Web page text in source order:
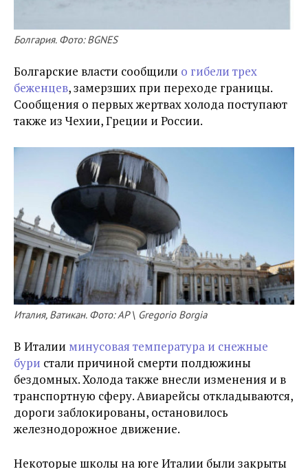
Болгария. Фото: BGNES
Болгарские власти сообщили о гибели трех
беженцев, замерзших при переходе границы.
Сообщения о первых жертвах холода поступают
также из Чехии, Греции и России.
Италия, Ватикан. Фото: AP \ Gregorio Borgia
В Италии минусовая температура и снежные
бури стали причиной смерти полдюжины
бездомных. Холода также внесли изменения и в
транспортную сферу. Авиарейсы откладываются,
дороги заблокированы, остановилось
железнодорожное движение.
Некоторые школы на юге Италии были закрыты